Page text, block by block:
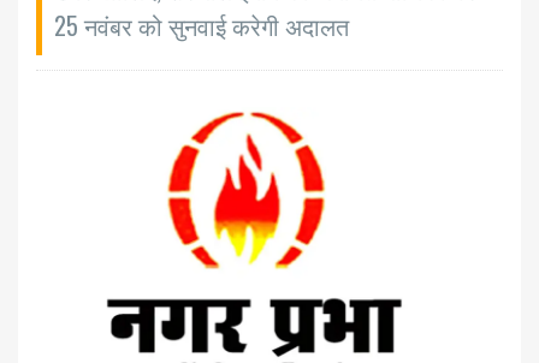
25 नवंबर को सुनवाई करेगी अदालत